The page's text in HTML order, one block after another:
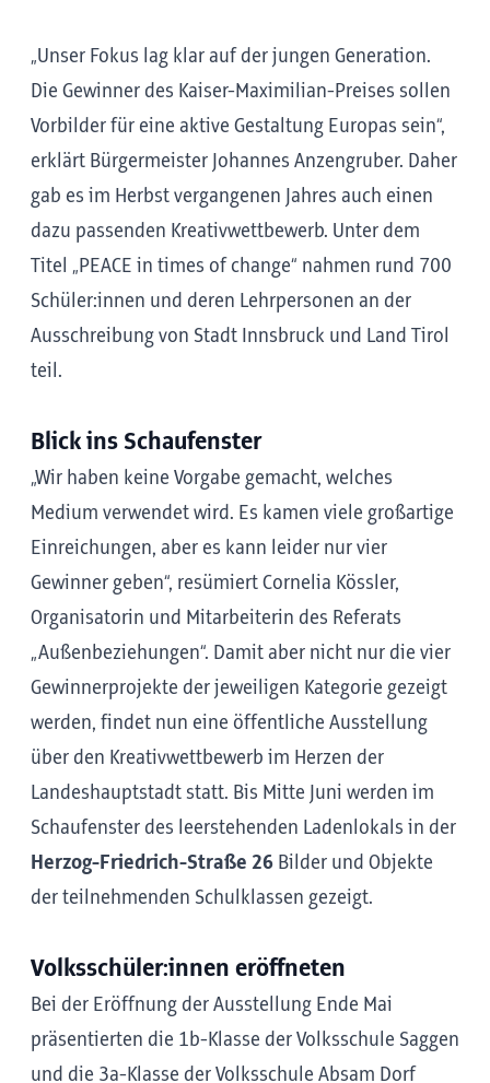
„Unser Fokus lag klar auf der jungen Generation.
Die Gewinner des Kaiser-Maximilian-Preises sollen
Vorbilder für eine aktive Gestaltung Europas sein“,
erklärt Bürgermeister Johannes Anzengruber. Daher
gab es im Herbst vergangenen Jahres auch einen
dazu passenden Kreativwettbewerb. Unter dem
Titel „PEACE in times of change“ nahmen rund 700
Schüler:innen und deren Lehrpersonen an der
Ausschreibung von Stadt Innsbruck und Land Tirol
teil.
Blick ins Schaufenster
„Wir haben keine Vorgabe gemacht, welches
Medium verwendet wird. Es kamen viele großartige
Einreichungen, aber es kann leider nur vier
Gewinner geben“, resümiert Cornelia Kössler,
Organisatorin und Mitarbeiterin des Referats
„Außenbeziehungen“. Damit aber nicht nur die vier
Gewinnerprojekte der jeweiligen Kategorie gezeigt
werden, findet nun eine öffentliche Ausstellung
über den Kreativwettbewerb im Herzen der
Landeshauptstadt statt. Bis Mitte Juni werden im
Schaufenster des leerstehenden Ladenlokals in der
Herzog-Friedrich-Straße 26 Bilder und Objekte
der teilnehmenden Schulklassen gezeigt.
Volksschüler:innen eröffneten
Bei der Eröffnung der Ausstellung Ende Mai
präsentierten die 1b-Klasse der Volksschule Saggen
und die 3a-Klasse der Volksschule Absam Dorf